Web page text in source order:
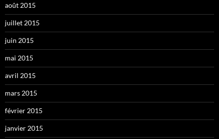
août 2015
juillet 2015
juin 2015
mai 2015
avril 2015
mars 2015
février 2015
janvier 2015